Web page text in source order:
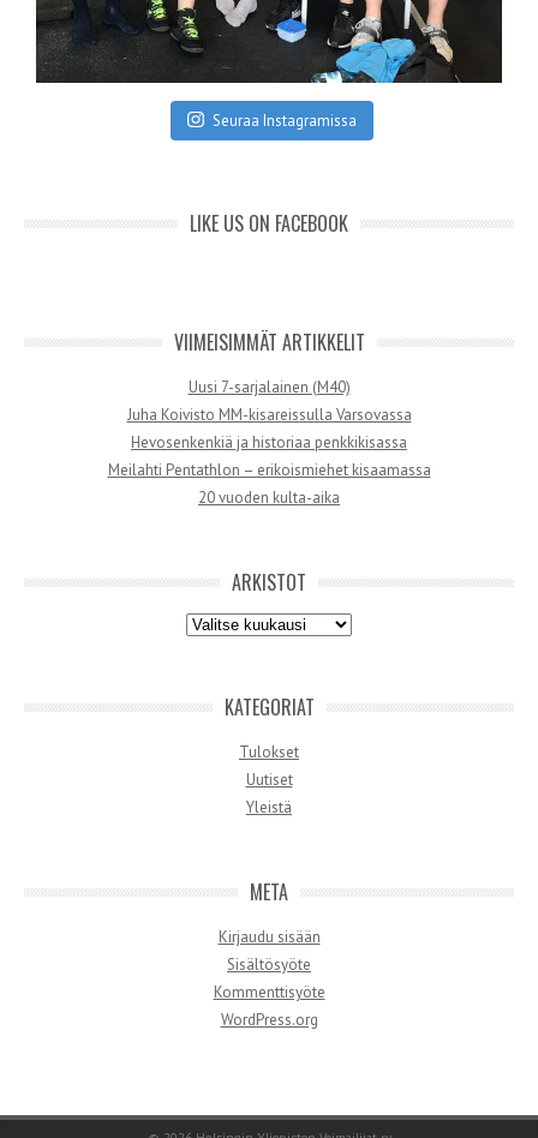
Seuraa Instagramissa
LIKE US ON FACEBOOK
VIIMEISIMMÄT ARTIKKELIT
Uusi 7-sarjalainen (M40)
Juha Koivisto MM-kisareissulla Varsovassa
Hevosenkenkiä ja historiaa penkkikisassa
Meilahti Pentathlon – erikoismiehet kisaamassa
20 vuoden kulta-aika
ARKISTOT
Arkistot
KATEGORIAT
Tulokset
Uutiset
Yleistä
META
Kirjaudu sisään
Sisältösyöte
Kommenttisyöte
WordPress.org